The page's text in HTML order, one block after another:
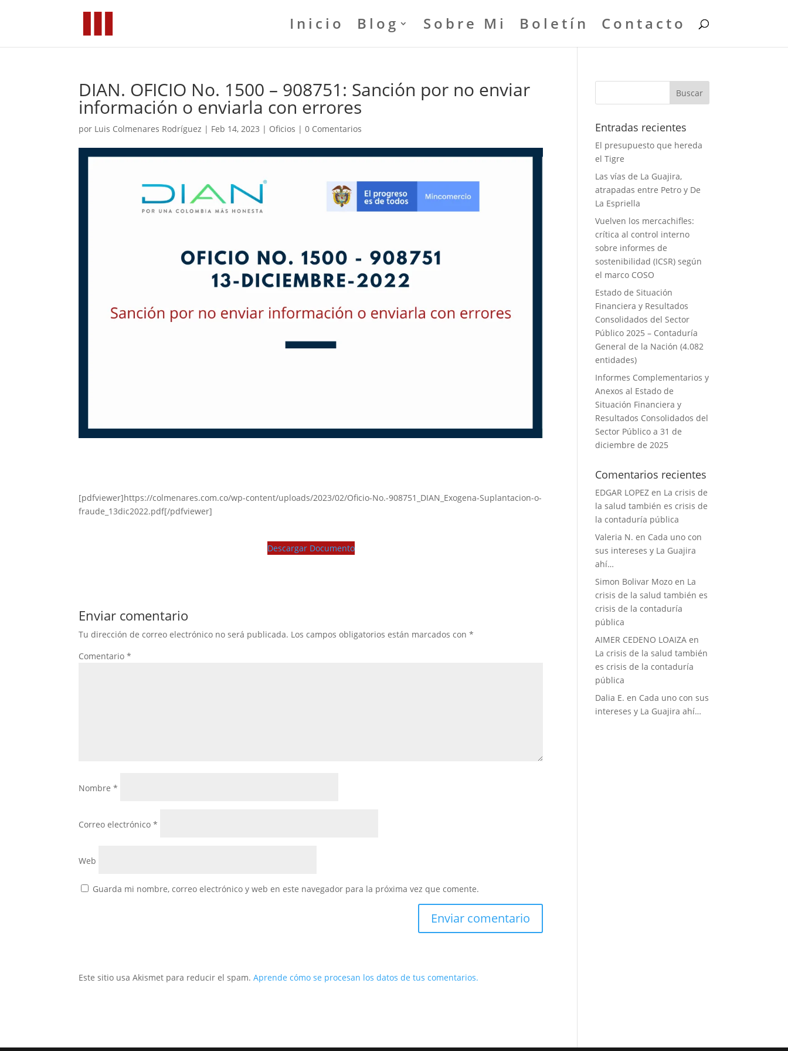
Inicio Blog Sobre Mi Boletín Contacto
DIAN. OFICIO No. 1500 – 908751: Sanción por no enviar
información o enviarla con errores
por Luis Colmenares Rodríguez | Feb 14, 2023 | Oficios |0 Comentarios
[pdfviewer]https://colmenares.com.co/wp-content/uploads/2023/02/Oficio-No.-908751_DIAN_Exogena-Suplantacion-o-
fraude_13dic2022.pdf[/pdfviewer]
Descargar Documento
Enviar comentario
Tu dirección de correo electrónico no será publicada. Los campos obligatorios están marcados con*
Comentario*
Nombre*
Correo electrónico*
Web
Guarda mi nombre, correo electrónico y web en este navegador para la próxima vez que comente.
Este sitio usa Akismet para reducir el spam.Aprende cómo se procesan los datos de tus comentarios.
Entradas recientes
El presupuesto que hereda
el Tigre
Las vías de La Guajira,
atrapadas entre Petro y De
La Espriella
Vuelven los mercachifles:
crítica al control interno
sobre informes de
sostenibilidad (ICSR) según
el marco COSO
Estado de Situación
Financiera y Resultados
Consolidados del Sector
Público 2025 – Contaduría
General de la Nación (4.082
entidades)
Informes Complementarios y
Anexos al Estado de
Situación Financiera y
Resultados Consolidados del
Sector Público a 31 de
diciembre de 2025
Comentarios recientes
EDGAR LOPEZ en La crisis de
la salud también es crisis de
la contaduría pública
Valeria N. en Cada uno con
sus intereses y La Guajira
ahí…
Simon Bolivar Mozo en La
crisis de la salud también es
crisis de la contaduría
pública
AIMER CEDENO LOAIZA en
La crisis de la salud también
es crisis de la contaduría
pública
Dalia E. en Cada uno con sus
intereses y La Guajira ahí…